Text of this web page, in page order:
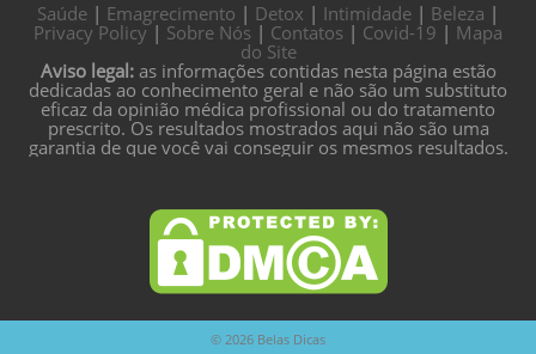
Saúde | Emagrecimento | Detox | Intimidade | Beleza |
Privacy Policy| Sobre Nós | Contatos | Covid-19 | Mapa
do Site
Aviso legal:as informações contidas nesta página estão
dedicadas ao conhecimento geral e não são um substituto
eficaz da opinião médica profissional ou do tratamento
prescrito. Os resultados mostrados aqui não são uma
garantia de que você vai conseguir os mesmos resultados.
© 2026 Belas Dicas